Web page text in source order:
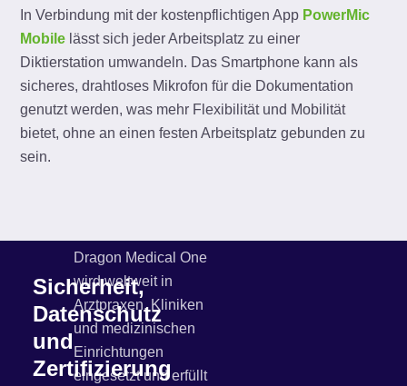
In Verbindung mit der kostenpflichtigen App PowerMic
Mobile lässt sich jeder Arbeitsplatz zu einer
Diktierstation umwandeln. Das Smartphone kann als
sicheres, drahtloses Mikrofon für die Dokumentation
genutzt werden, was mehr Flexibilität und Mobilität
bietet, ohne an einen festen Arbeitsplatz gebunden zu
sein.
Sicherheit,
Datenschutz
und
Zertifizierung
Dragon Medical One
wird weltweit in
Arztpraxen, Kliniken
und medizinischen
Einrichtungen
eingesetzt und erfüllt